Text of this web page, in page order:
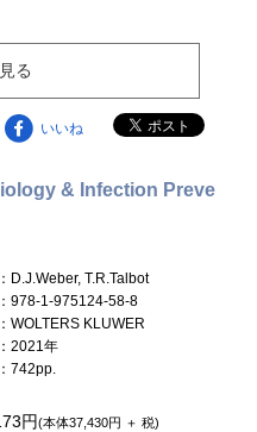
る
いいね
& Infection Preve
：D.J.Weber, T.R.Talbot
：978-1-975124-58-8
：WOLTERS KLUWER
：2021年
：742pp.
円(本体37,430円 ＋ 税)